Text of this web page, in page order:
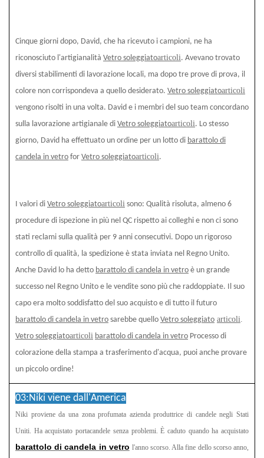
Cinque giorni dopo, David, che ha ricevuto i campioni, ne ha
riconosciuto l'artigianalità Vetro soleggiatoarticoli. Avevano trovato
diversi stabilimenti di lavorazione locali, ma dopo tre prove di prova, il
colore non corrispondeva a quello desiderato. Vetro soleggiatoarticoli
vengono risolti in una volta. David e i membri del suo team concordano
sulla lavorazione artigianale di Vetro soleggiatoarticoli. Lo stesso
giorno, David ha effettuato un ordine per un lotto di barattolo di
candela in vetro for Vetro soleggiatoarticoli.
I valori di Vetro soleggiatoarticoli sono: Qualità risoluta, almeno 6
procedure di ispezione in più nel QC rispetto ai colleghi e non ci sono
stati reclami sulla qualità per 9 anni consecutivi. Dopo un rigoroso
controllo di qualità, la spedizione è stata inviata nel Regno Unito.
Anche David lo ha detto barattolo di candela in vetro è un grande
successo nel Regno Unito e le vendite sono più che raddoppiate. Il suo
capo era molto soddisfatto del suo acquisto e di tutto il futuro
barattolo di candela in vetro sarebbe quello Vetro soleggiato articoli.
Vetro soleggiatoarticoli barattolo di candela in vetro Processo di
colorazione della stampa a trasferimento d'acqua, puoi anche provare
un piccolo ordine!
03:Niki viene dall'America
Niki proviene da una zona profumata azienda produttrice di candele negli Stati
Uniti. Ha acquistato portacandele senza problemi. È caduto quando ha acquistato
barattolo di candela in vetro l'anno scorso. Alla fine dello scorso anno,